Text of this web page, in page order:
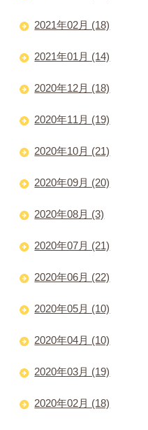
2021年02月 (18)
2021年01月 (14)
2020年12月 (18)
2020年11月 (19)
2020年10月 (21)
2020年09月 (20)
2020年08月 (3)
2020年07月 (21)
2020年06月 (22)
2020年05月 (10)
2020年04月 (10)
2020年03月 (19)
2020年02月 (18)